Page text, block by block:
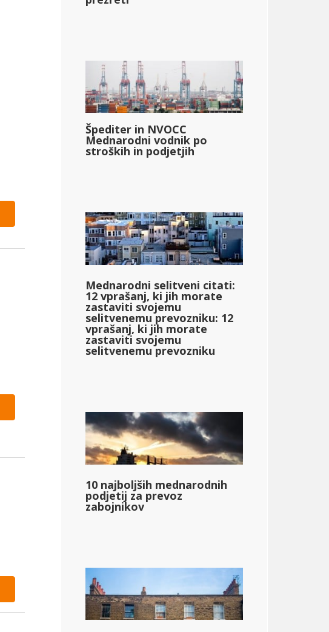
Špediter in NVOCC
Mednarodni vodnik po
stroških in podjetjih
Mednarodni selitveni citati:
12 vprašanj, ki jih morate
zastaviti svojemu
selitvenemu prevozniku: 12
vprašanj, ki jih morate
zastaviti svojemu
selitvenemu prevozniku
10 najboljših mednarodnih
podjetij za prevoz
zabojnikov